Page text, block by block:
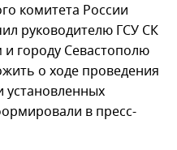
комитета России
руководителю ГСУ СК
городу Севастополю
о ходе проведения
установленных
в пресс-